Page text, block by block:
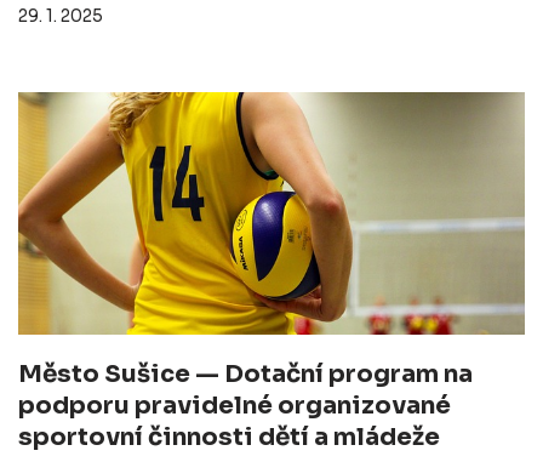
29. 1. 2025
Město Sušice — Dotační program na
podporu pravidelné organizované
sportovní činnosti dětí a mládeže